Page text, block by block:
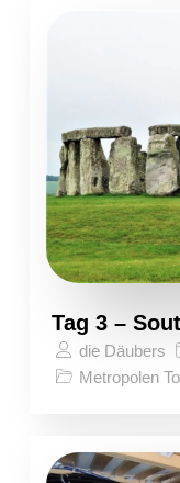
Tag 3 –
die Däubers
Metropolen